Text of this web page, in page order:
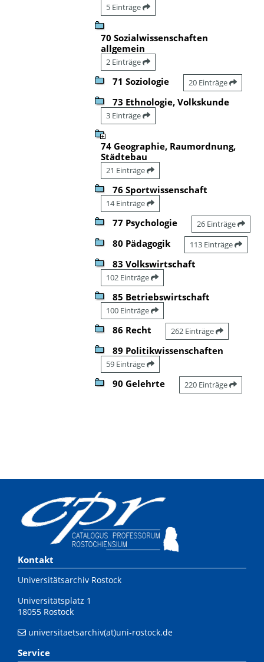
5 Einträge
70 Sozialwissenschaften
allgemein
2 Einträge
71 Soziologie 20 Einträge
73 Ethnologie, Volkskunde
3 Einträge
74 Geographie, Raumordnung,
Städtebau
21 Einträge
76 Sportwissenschaft
14 Einträge
77 Psychologie 26 Einträge
80 Pädagogik 113 Einträge
83 Volkswirtschaft
102 Einträge
85 Betriebswirtschaft
100 Einträge
86 Recht 262 Einträge
89 Politikwissenschaften
59 Einträge
90 Gelehrte 220 Einträge
Kontakt
Universitätsarchiv Rostock
Universitätsplatz 1
18055 Rostock
universitaetsarchiv(at)uni-rostock.de
Service